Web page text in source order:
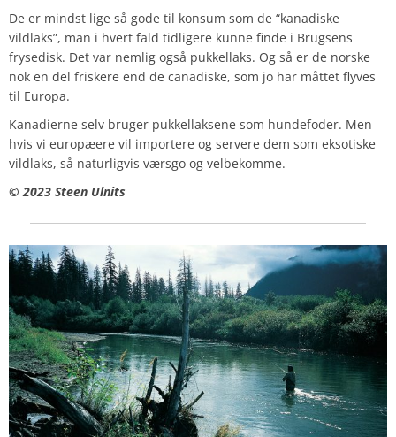
De er mindst lige så gode til konsum som de “kanadiske
vildlaks”, man i hvert fald tidligere kunne finde i Brugsens
frysedisk. Det var nemlig også pukkellaks. Og så er de norske
nok en del friskere end de canadiske, som jo har måttet flyves
til Europa.
Kanadierne selv bruger pukkellaksene som hundefoder. Men
hvis vi europæere vil importere og servere dem som eksotiske
vildlaks, så naturligvis værsgo og velbekomme.
© 2023 Steen Ulnits